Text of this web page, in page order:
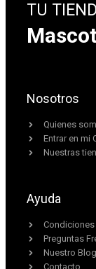
TU
Nosotros
Quienes
Entrar en mi
Nuestras
Ayuda
Preguntas
Nuestro Blog
Contacto